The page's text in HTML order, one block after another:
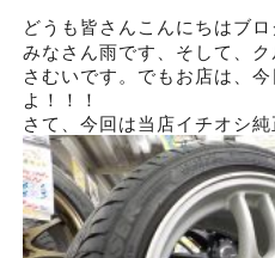
どうも皆さんこんにちはブ
みなさん雨です、そして、
さむいです。でもお店は、
よ！！！
さて、今回は当店イチオシ純